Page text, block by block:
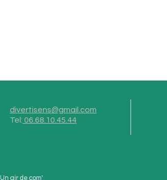
divertisens@gmail.com
Tel: 06.68.10.45.44
Un air de com'